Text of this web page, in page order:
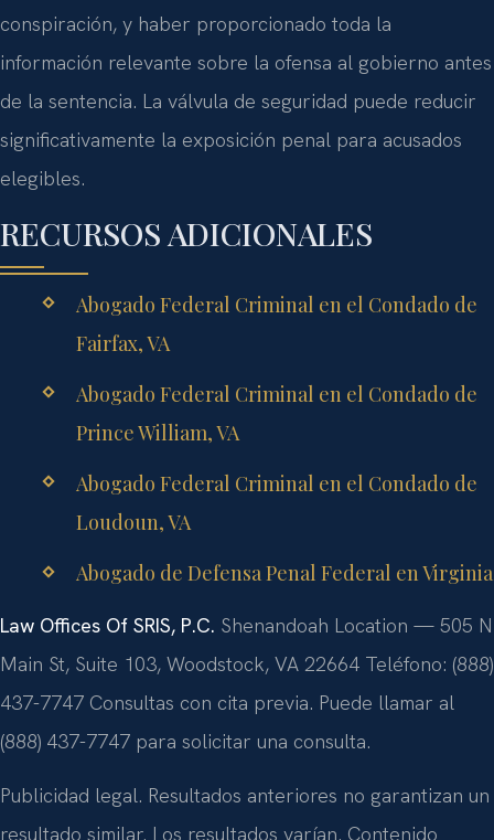
conspiración, y haber proporcionado toda la
información relevante sobre la ofensa al gobierno antes
de la sentencia. La válvula de seguridad puede reducir
significativamente la exposición penal para acusados
elegibles.
RECURSOS ADICIONALES
Abogado Federal Criminal en el Condado de
Fairfax, VA
Abogado Federal Criminal en el Condado de
Prince William, VA
Abogado Federal Criminal en el Condado de
Loudoun, VA
Abogado de Defensa Penal Federal en Virginia
Law Offices Of SRIS, P.C. Shenandoah Location — 505 N
Main St, Suite 103, Woodstock, VA 22664 Teléfono: (888)
437-7747 Consultas con cita previa. Puede llamar al
(888) 437-7747 para solicitar una consulta.
Publicidad legal. Resultados anteriores no garantizan un
resultado similar. Los resultados varían. Contenido